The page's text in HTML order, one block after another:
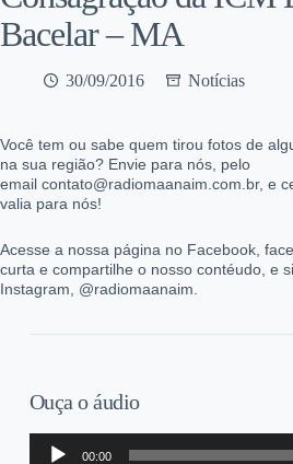
Bacelar – MA
30/09/2016 Notícias
Você tem ou sabe quem tirou fotos de
na sua região? Envie para nós, pelo
email contato@radiomaanaim.com.br, e
valia para nós!
Acesse a nossa página no Facebook,
curta e compartilhe o nosso contéudo, e
Instagram, @radiomaanaim.
Ouça o áudio
Tocador
00:00